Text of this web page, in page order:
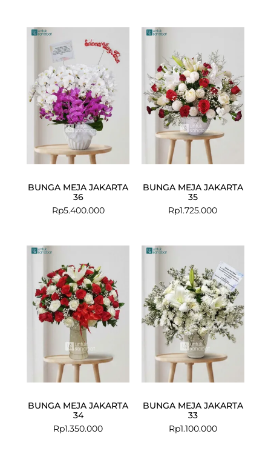
BUNGA MEJA JAKARTA
36
Rp5.400.000
BUNGA MEJA JAKARTA
35
Rp1.725.000
BUNGA MEJA JAKARTA
34
Rp1.350.000
BUNGA MEJA JAKARTA
33
Rp1.100.000